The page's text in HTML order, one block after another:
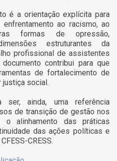
é a orientação explícita para
ao racismo, ao
formas de opressão,
estruturantes da
profissional de assistentes
contribui para que
de fortalecimento de
justiça social.
ainda, uma referência
de transição de gestão nos
o alinhamento das práticas
das ações políticas e
CRESS.